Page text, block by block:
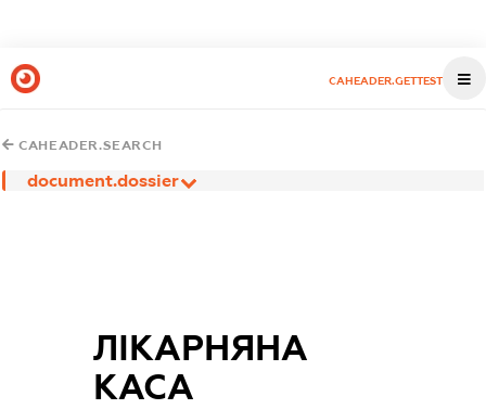
CAHEADER.GETTEST
CAHEADER.SEARCH
document.dossier
ЛІКАРНЯНА
КАСА